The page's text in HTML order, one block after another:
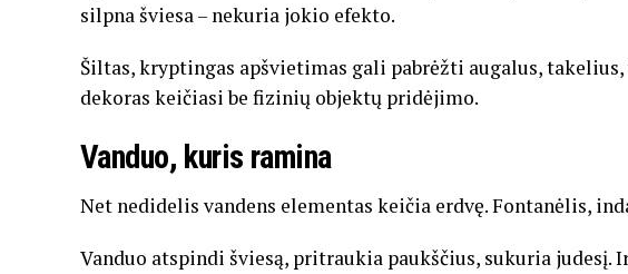
silpna šviesa – nekuria jokio efekto.
Šiltas, kryptingas apšvietimas gali pabrėžti augalus,
dekoras keičiasi be fizinių objektų pridėjimo.
Vanduo, kuris ramina
Net nedidelis vandens elementas keičia erdvę. Fontanėlis,
Vanduo atspindi šviesą, pritraukia paukščius, sukuria judesį.